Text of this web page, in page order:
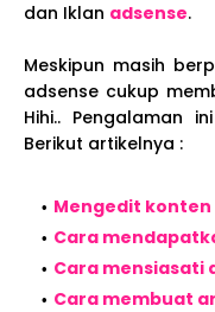
dan Iklan adsense.
Meskipun masih
adsense cukup
Hihi.. Pengalaman
Berikut artikelnya :
Mengedit konten
Cara
Cara mensiasati
Cara membuat